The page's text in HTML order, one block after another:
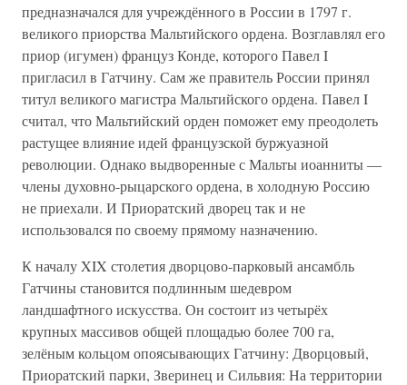
предназначался для учреждённого в России в 1797 г.
великого приорства Мальтийского ордена. Возглавлял его
приор (игумен) француз Конде, которого Павел I
пригласил в Гатчину. Сам же правитель России принял
титул великого магистра Мальтийского ордена. Павел I
считал, что Мальтийский орден поможет ему преодолеть
растущее влияние идей французской буржуазной
революции. Однако выдворенные с Мальты иоанниты —
члены духовно-рыцарского ордена, в холодную Россию
не приехали. И Приоратский дворец так и не
использовался по своему прямому назначению.
К началу XIX столетия дворцово-парковый ансамбль
Гатчины становится подлинным шедевром
ландшафтного искусства. Он состоит из четырёх
крупных массивов общей площадью более 700 га,
зелёным кольцом опоясывающих Гатчину: Дворцовый,
Приоратский парки, Зверинец и Сильвия: На территории